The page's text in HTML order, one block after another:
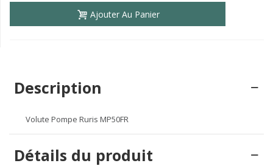
Ajouter Au Panier
Description
Volute Pompe Ruris MP50FR
Détails du produit